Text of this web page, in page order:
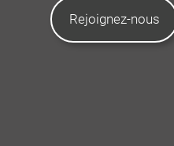
Rejoignez-nous